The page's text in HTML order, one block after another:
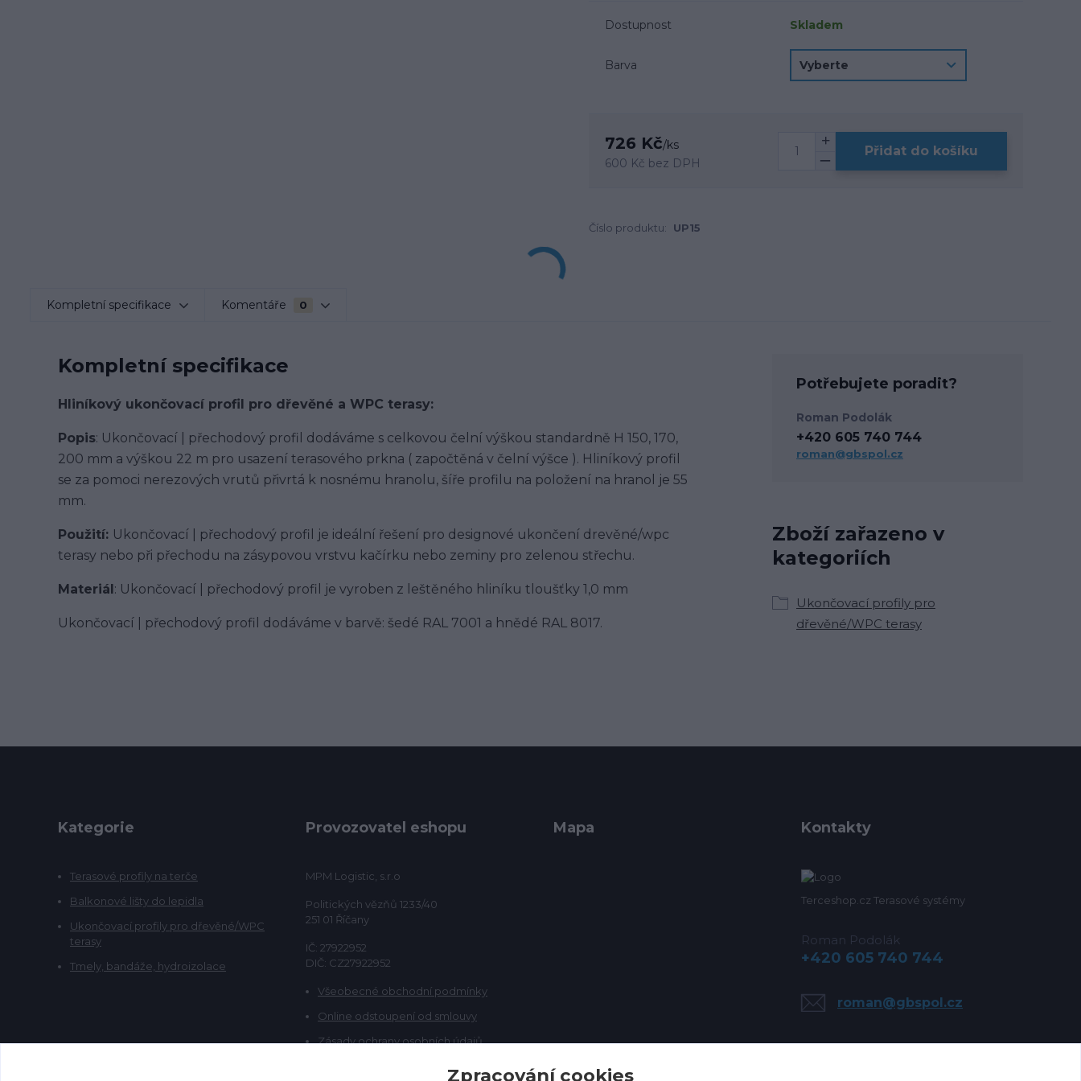
Dostupnost Skladem
Barva
726 Kč/ks
600 Kč bez DPH
Přidat do košíku
Číslo produktu: UP15
Kompletní specifikace Komentáře 0
Kompletní specifikace
Hliníkový ukončovací profil pro dřevěné a WPC terasy:
Popis: Ukončovací | přechodový profil dodáváme s celkovou čelní výškou standardně H 150, 170,
200 mm a výškou 22 m pro usazení terasového prkna ( započtěná v čelní výšce ). Hliníkový profil
se za pomoci nerezových vrutů přivrtá k nosnému hranolu, šíře profilu na položení na hranol je 55
mm.
Použití: Ukončovací | přechodový profil je ideální řešení pro designové ukončení drevěné/wpc
terasy nebo při přechodu na zásypovou vrstvu kačírku nebo zeminy pro zelenou střechu.
Materiál: Ukončovací | přechodový profil je vyroben z leštěného hliníku tloušťky 1,0 mm
Ukončovací | přechodový profil dodáváme v barvě: šedé RAL 7001 a hnědé RAL 8017.
Zboží zařazeno v
kategoriích
Ukončovací profily pro
dřevěné/WPC terasy
Potřebujete poradit?
Roman Podolák
+420 605 740 744
roman@gbspol.cz
Kategorie
Terasové profily na terče
Balkonové lišty do lepidla
Ukončovací profily pro dřevěné/WPC
terasy
Tmely, bandáže, hydroizolace
Provozovatel eshopu
MPM Logistic, s.r.o
Politických vězňů 1233/40
251 01 Říčany
IČ: 27922952
DIČ: CZ27922952
Všeobecné obchodní podmínky
Online odstoupení od smlouvy
Zásady ochrany osobních údajů
Mapa Kontakty
Terceshop.cz Terasové systémy
Roman Podolák
+420 605 740 744
roman@gbspol.cz
Zpracování cookies